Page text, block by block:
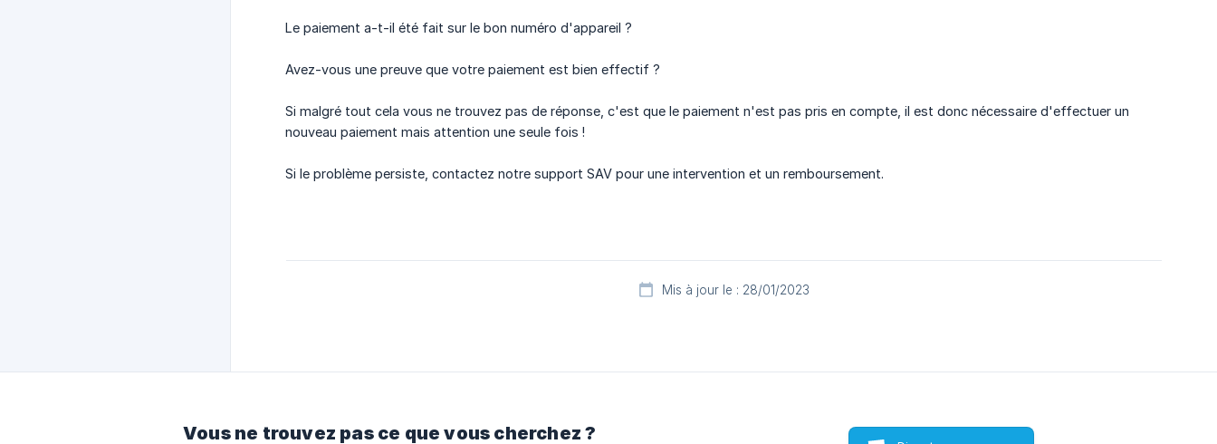
Le paiement a-t-il été fait sur le bon numéro d'appareil ?
Avez-vous une preuve que votre paiement est bien effectif ?
Si malgré tout cela vous ne trouvez pas de réponse, c'est que le paiement n'est pas pris en compte, il est donc nécessaire d'effectuer un
nouveau paiement mais attention une seule fois !
Si le problème persiste, contactez notre support SAV pour une intervention et un remboursement.
Mis à jour le : 28/01/2023
Vous ne trouvez pas ce que vous cherchez ?